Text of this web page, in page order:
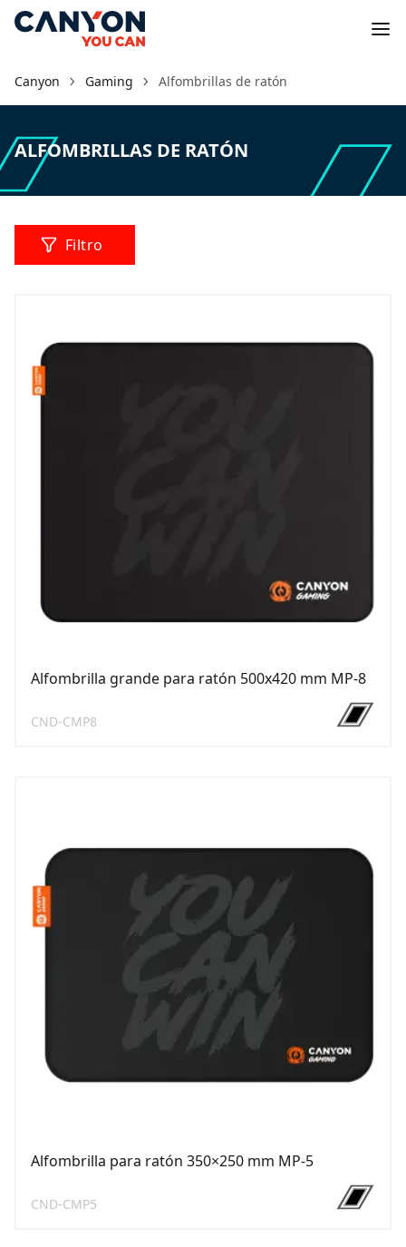
Canyon Gaming Alfombrillas de ratón
ALFOMBRILLAS DE RATÓN
Filtro
Alfombrilla grande para ratón 500х420 mm MP-8
CND-CMP8
Alfombrilla para ratón 350×250 mm MP-5
CND-CMP5